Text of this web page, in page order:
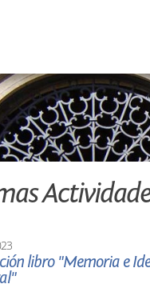
libro "Memoria e